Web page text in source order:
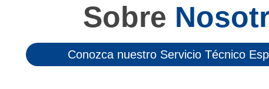
Sobre
Conozca nuestro Servicio Técnico